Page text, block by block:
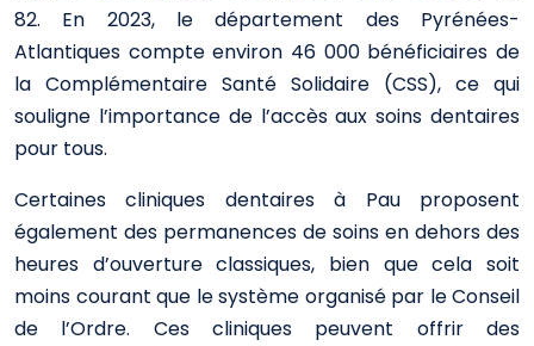
82. En 2023, le département des Pyrénées-
Atlantiques compte environ 46 000 bénéficiaires de
la Complémentaire Santé Solidaire (CSS), ce qui
souligne l’importance de l’accès aux soins dentaires
pour tous.
Certaines cliniques dentaires à Pau proposent
également des permanences de soins en dehors des
heures d’ouverture classiques, bien que cela soit
moins courant que le système organisé par le Conseil
de l’Ordre. Ces cliniques peuvent offrir des